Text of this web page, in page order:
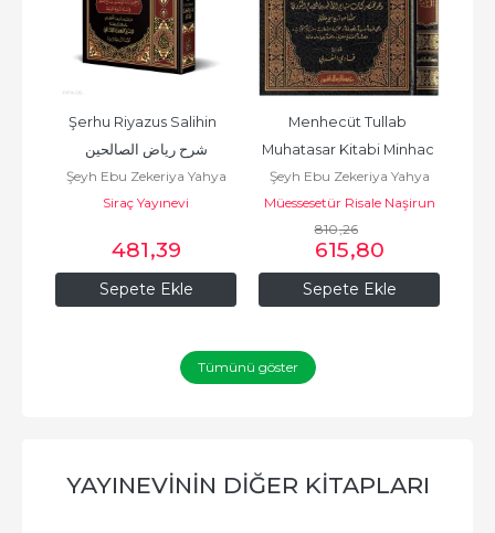
Sepete Ekle
Şerhu Riyazus Salihin
شرح رياض الصالحين
Şeyh Ebu Zekeriya Yahya
bin Şerif En Nevevi ابي زكريا
Siraç Yayınevi
481,39
Sepete Ekle
Menhecüt Tullab
Muhatasar Kitabi Minhac
Nevevi Arapça - منهج
الطلاب وهو...
Şeyh Ebu Zekeriya Yahya
bin Şerif En Nevevi ابي زكريا
يحيى بن شرف النووي الدمشقي
Müessesetür Risale Naşirun
مؤسسة الرسالة ناشرون
810,26
615,80
Tümünü göster
YAYINEVININ DIĞER KITAPLARI